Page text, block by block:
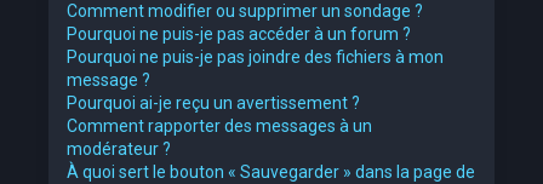
Comment modifier ou supprimer un sondage ?
Pourquoi ne puis-je pas accéder à un forum ?
Pourquoi ne puis-je pas joindre des fichiers à mon
message ?
Pourquoi ai-je reçu un avertissement ?
Comment rapporter des messages à un
modérateur ?
À quoi sert le bouton « Sauvegarder » dans la page de